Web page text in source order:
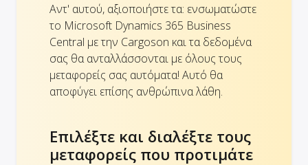
Αντ' αυτού, αξιοποιήστε τα: ενσωματώστε
το Microsoft Dynamics 365 Business
Central με την Cargoson και τα δεδομένα
σας θα ανταλλάσσονται με όλους τους
μεταφορείς σας αυτόματα! Αυτό θα
αποφύγει επίσης ανθρώπινα λάθη.
Επιλέξτε και διαλέξτε τους
μεταφορείς που προτιμάτε